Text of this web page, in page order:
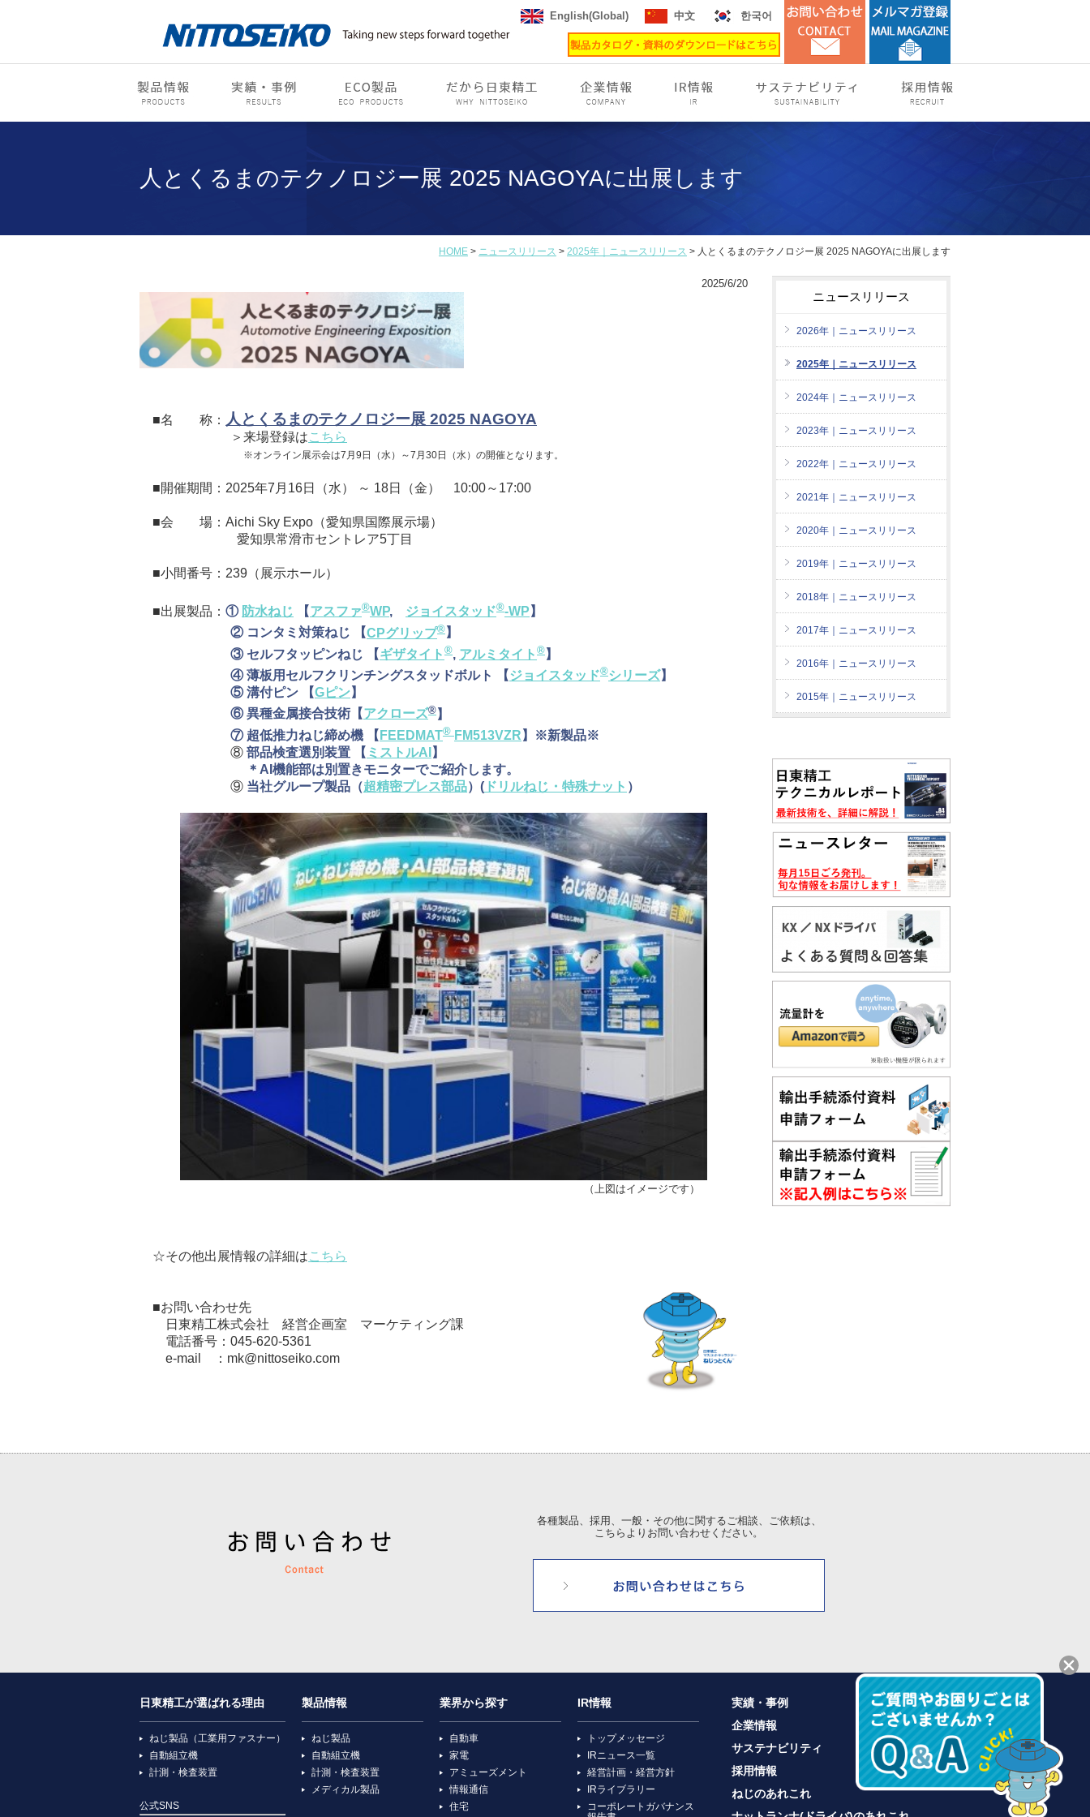
English(Global) 中文 한국어
人とくるまのテクノロジー展 2025 NAGOYAに出展します
HOME > ニュースリリース > 2025年｜ニュースリリース > 人とくるまのテクノロジー展 2025 NAGOYAに出展します
2025/6/20
■名 称： 人とくるまのテクノロジー展 2025 NAGOYA
＞来場登録はこちら
※オンライン展示会は7月9日（水）～7月30日（水）の開催となります。
■開催期間：2025年7月16日（水） ～ 18日（金） 10:00～17:00
■会 場：Aichi Sky Expo（愛知県国際展示場）
愛知県常滑市セントレア5丁目
■小間番号：239（展示ホール）
■出展製品： ① 防水ねじ 【アスファ®WP, ジョイスタッド®-WP 】
② コンタミ対策ねじ 【CPグリップ® 】
③ セルフタッピンねじ 【ギザタイト ®, アルミタイト ® 】
④ 薄板用セルフクリンチングスタッドボルト 【ジョイスタッド®シリーズ】
⑤ 溝付ピン 【Gピン】
⑥異種金属接合技術【アクローズ® 】
⑦ 超低推力ねじ締め機 【 FEEDMAT® FM513VZR 】※新製品※
⑧ 部品検査選別装置 【 ミストルAI 】
＊AI機能部は別置きモニターでご紹介します。
⑨ 当社グループ製品（超精密プレス部品）( ドリルねじ・特殊ナット ）
（上図はイメージです）
☆その他出展情報の詳細はこちら
■お問い合わせ先
日東精工株式会社 経営企画室 マーケティング課
電話番号：045-620-5361
e-mail ：mk@nittoseiko.com
ニュースリリース
2026年｜ニュースリリース
2025年｜ニュースリリース
2024年｜ニュースリリース
2023年｜ニュースリリース
2022年｜ニュースリリース
2021年｜ニュースリリース
2020年｜ニュースリリース
2019年｜ニュースリリース
2018年｜ニュースリリース
2017年｜ニュースリリース
2016年｜ニュースリリース
2015年｜ニュースリリース
各種製品、採用、一般・その他に関するご相談、ご依頼は、
こちらよりお問い合わせください。
日東精工が選ばれる理由
ねじ製品（工業用ファスナー）
自動組立機
計測・検査装置
公式SNS
製品情報
ねじ製品
自動組立機
計測・検査装置
メディカル製品
業界から探す
自動車
家電
アミューズメント
情報通信
住宅
IR情報
トップメッセージ
IRニュース一覧
経営計画・経営方針
IRライブラリー
コーポレートガバナンス
実績・事例
企業情報
サステナビリティ
採用情報
ねじのあれこれ